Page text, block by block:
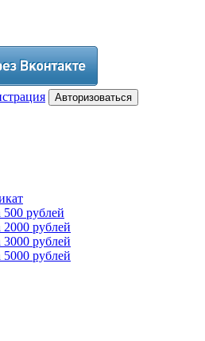
Авторизоваться
рублей
рублей
рублей
рублей